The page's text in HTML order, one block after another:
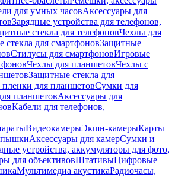
для умных часовАксессуары для
Зарядные устройства для телефонов,
стекла для телефоновЧехлы для
стекла для смартфоновЗащитные
Стилусы для смартфоновИгровые
Чехлы для планшетовЧехлы с
Защитные стекла для
для планшетовСумки для
планшетовАксессуары для
Кабели для телефонов,
ВидеокамерыЭкшн-камерыКарты
Аксессуары для камерСумки и
устройства, аккумуляторы для фото,
для объективовШтативыЦифровые
Мультимедиа акустикаРадиочасы,